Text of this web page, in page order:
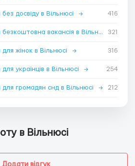
досвіду в Вільнюсі → 416
Робота для чоловіків безкоштовна вакансія в Вільнюсі →
321
жінок в Вільнюсі → 316
українців в Вільнюсі → 254
для громадян снд в Вільнюсі → 212
в Вільнюсі
Додати відгук